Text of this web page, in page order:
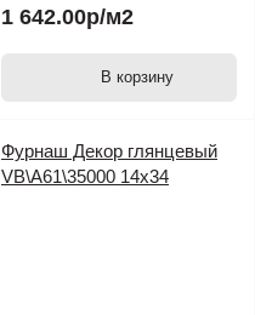
1 642.00р/м2
В корзину
Фурнаш Декор глянцевый
VB\A61\35000 14х34